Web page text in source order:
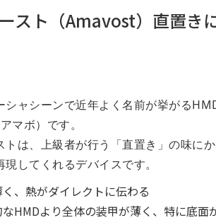
スト（Amavost）直置き
シャシーンで近年よく名前が挙がる
マボ）です。
トは、上級者が行う「直置き」の味に
してくれるデバイスです。
、熱がダイレクトに伝わる
HMDより全体の装甲が薄く、特に底